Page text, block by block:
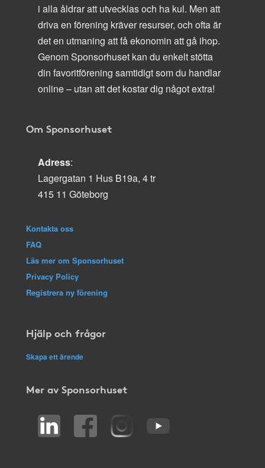
i alla åldrar att utvecklas och ha kul. Men att
driva en förening kräver resurser, och ofta är
det en utmaning att få ekonomin att gå ihop.
Genom Sponsorhuset kan du enkelt stötta
din favoritförening samtidigt som du handlar
online – utan att det kostar dig något extra!
Om Sponsorhuset
Adress:
Lagergatan 1 Hus B19a, 4 tr
415 11 Göteborg
Kontakta oss
FAQ
Läs mer om Sponsorhuset
Privacy Policy
Registrera ny förening
Hjälp och frågor
Skapa ett ärende
Mer av Sponsorhuset